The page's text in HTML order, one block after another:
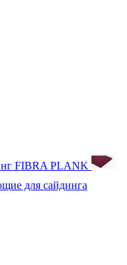
FIBRA PLANK
для сайдинга